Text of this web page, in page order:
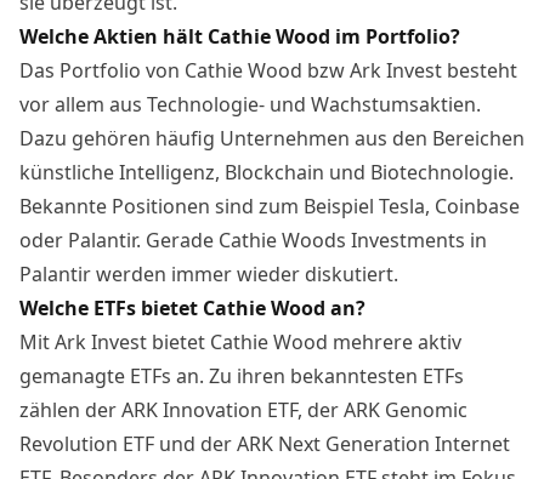
Welche Aktien hält Cathie Wood im Portfolio?
Das Portfolio von Cathie Wood bzw Ark Invest besteht
vor allem aus Technologie- und Wachstumsaktien.
Dazu gehören häufig Unternehmen aus den Bereichen
künstliche Intelligenz, Blockchain und Biotechnologie.
Bekannte Positionen sind zum Beispiel Tesla, Coinbase
oder Palantir. Gerade Cathie Woods Investments in
Palantir werden immer wieder diskutiert.
Welche ETFs bietet Cathie Wood an?
Mit Ark Invest bietet Cathie Wood mehrere aktiv
gemanagte ETFs an. Zu ihren bekanntesten ETFs
zählen der ARK Innovation ETF, der ARK Genomic
Revolution ETF und der ARK Next Generation Internet